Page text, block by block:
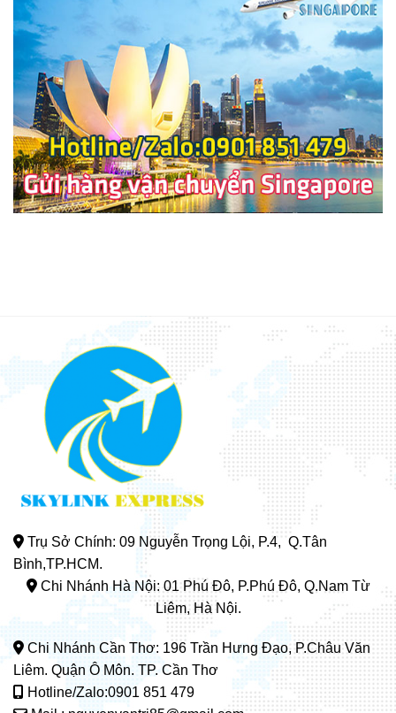
Trụ Sở Chính: 09 Nguyễn Trọng Lội, P.4, Q.Tân
Bình,TP.HCM.
Chi Nhánh Hà Nội: 01 Phú Đô, P.Phú Đô, Q.Nam Từ
Liêm, Hà Nội.
Chi Nhánh Cần Thơ: 196 Trần Hưng Đạo, P.Châu Văn
Liêm. Quận Ô Môn. TP. Cần Thơ
Hotline/Zalo:0901 851 479